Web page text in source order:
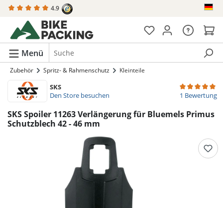
springen 4.9
Menü
Zubehör Spritz- & Rahmenschutz Kleinteile
Bildergalerie überspringen
SKS
Den Store besuchen
SKS Spoiler 11263 Verlängerung für Bluemels Primus
Schutzblech 42 - 46 mm
1 Bewertung